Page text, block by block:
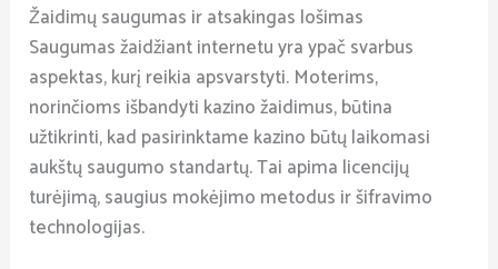
Žaidimų saugumas ir atsakingas lošimas
Saugumas žaidžiant internetu yra ypač svarbus
aspektas, kurį reikia apsvarstyti. Moterims,
norinčioms išbandyti kazino žaidimus, būtina
užtikrinti, kad pasirinktame kazino būtų laikomasi
aukštų saugumo standartų. Tai apima licencijų
turėjimą, saugius mokėjimo metodus ir šifravimo
technologijas.